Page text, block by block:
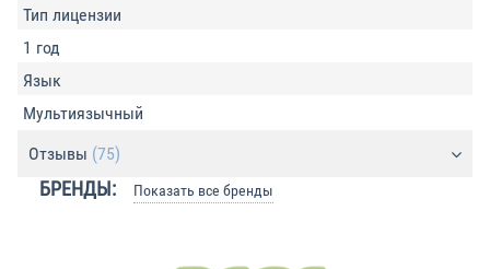
Тип лицензии
1 год
Язык
Мультиязычный
Отзывы (75)
БРЕНДЫ: Показать все бренды